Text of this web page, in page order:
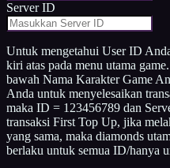
Server ID
Untuk mengetahui User ID
kiri atas pada menu utama
bawah Nama Karakter Game
Anda untuk menyelesaikan
maka ID = 123456789 dan
transaksi First Top Up, jika
yang sama, maka diamonds
berlaku untuk semua ID/hanya